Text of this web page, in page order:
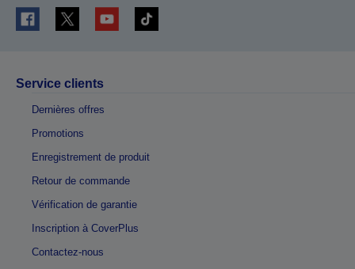
Service clients
Dernières offres
Promotions
Enregistrement de produit
Retour de commande
Vérification de garantie
Inscription à CoverPlus
Contactez-nous